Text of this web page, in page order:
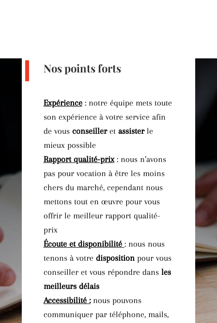
Nos points forts
Expérience:notre équipe mets toute
son expérience à votre service afin
de vous conseilleret assisterle
mieux possible
Rapport qualité-prix:nous n’avons
pas pour vocation à être les moins
chers du marché, cependant nous
mettons tout en œuvre pour vous
offrir le meilleur rapport qualité-
prix
Écouteet disponibilité :nous nous
tenons à votre dispositionpour vous
conseiller et vous répondre dans les
meilleurs délais
Accessibilité :nous pouvons
communiquer par téléphone, mails,